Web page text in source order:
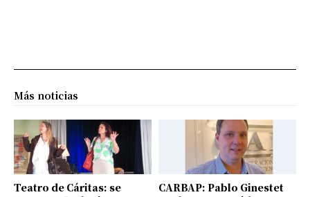
Más noticias
Teatro de Cáritas: se
CARBAP: Pablo Ginestet